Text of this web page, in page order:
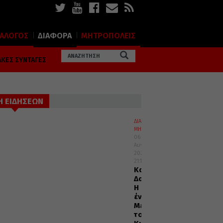
ΔΙΑΦΟΡΑ ΜΗΤΡΟΠΟΛΕΙΣ
ΣΥΝΤΑΓΕΣ
ΕΙΔΗΣΕΩΝ
ΔΙΑΛΟΓΟΣ
ΜΗΤΡΟΠΟΛΕΙΣ
06
Αυγούστου
2026
21:15
Καισαριανής
Δανιήλ:
Η
ένδοξη
Μεταμόρφωση
του